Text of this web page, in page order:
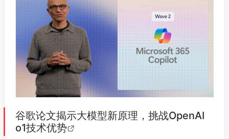
谷歌论文揭示大模型新原理，挑战OpenAI
o1技术优势